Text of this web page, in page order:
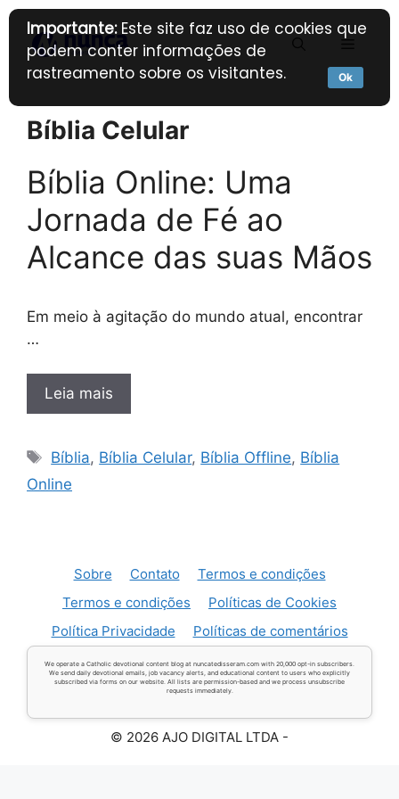
Pular
para
conteúdo
Bíblia Celular
Bíblia Online: Uma
Jornada de Fé ao
Alcance das suas Mãos
Em meio à agitação do mundo atual, encontrar
…
Leia mais
Tags
Bíblia, Bíblia Celular, Bíblia Offline, Bíblia
Online
Sobre Contato
Termos e condições
Termos e condições
Políticas de Cookies
Política Privacidade
Políticas de comentários
We operate a Catholic devotional content blog at nuncatedisseram.com with 20,000 opt-in subscribers.
We send daily devotional emails, job vacancy alerts, and educational content to users who explicitly
subscribed via forms on our website. All lists are permission-based and we process unsubscribe
requests immediately.
© 2026 AJO DIGITAL LTDA -
Importante:Este site faz uso de cookies que
podem conter informações de
rastreamento sobre os visitantes.
Ok